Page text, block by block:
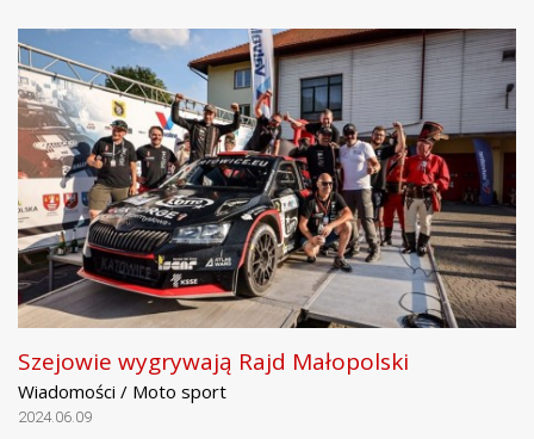
Szejowie wygrywają Rajd Małopolski
Wiadomości / Moto sport
2024.06.09